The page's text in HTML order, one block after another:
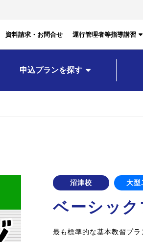
資料請求・お問合せ 運行管理者等指導講習
申込プランを探す
沼津校 大型
ベーシック
最も標準的な基本教習プラ